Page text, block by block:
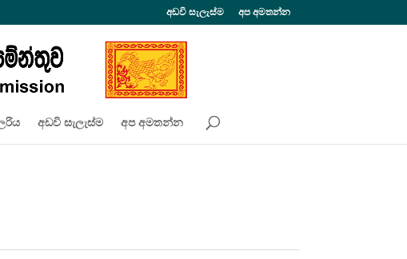
අඩවි සැලැස්ම අප අමතන්න
අඩවි සැලැස්ම අප අමතන්න